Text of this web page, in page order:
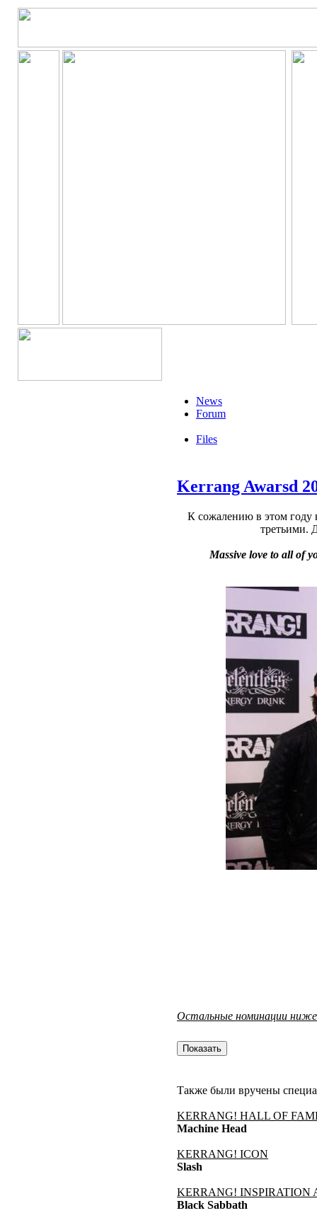
News
Forum
Files
Kerrang Awarsd
К сожалению в этом году
третьими.
Massive love to all of
Остальные номинации
Также были вручены
KERRANG! HALL OF
Machine Head
KERRANG! ICON
Slash
KERRANG! INSPIRATION
Black Sabbath